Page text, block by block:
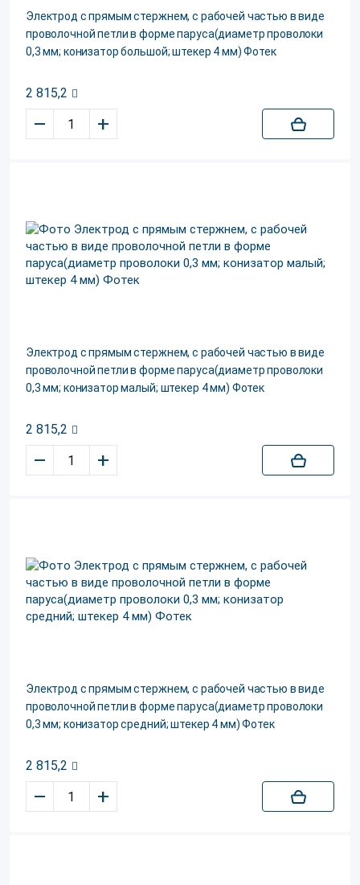
Электрод c прямым стержнем, c рабочей частью в виде
проволочной петли в форме паруса(диаметр проволоки
0,3 мм; конизатор большой; штекер 4 мм) Фотек
2 815,2
– +
Электрод c прямым стержнем, c рабочей частью в виде
проволочной петли в форме паруса(диаметр проволоки
0,3 мм; конизатор малый; штекер 4 мм) Фотек
2 815,2
– +
Электрод c прямым стержнем, c рабочей частью в виде
проволочной петли в форме паруса(диаметр проволоки
0,3 мм; конизатор средний; штекер 4 мм) Фотек
2 815,2
– +